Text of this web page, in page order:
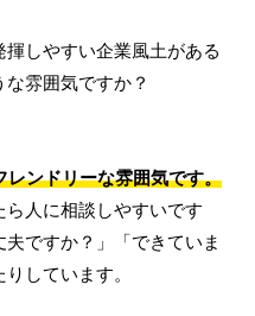
しやすい企業風土がある
雰囲気ですか？
レンドリーな雰囲気です。
人に相談しやすいです
ですか？」「できていま
しています。